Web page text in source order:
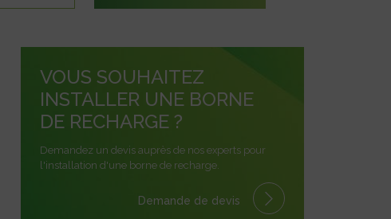
VOUS SOUHAITEZ
INSTALLER UNE BORNE
DE RECHARGE ?
Demandez un devis auprès de nos experts pour
l'installation d'une borne de recharge.
Demande de devis